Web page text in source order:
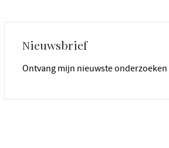
Nieuwsbrief
Ontvang mijn nieuwste